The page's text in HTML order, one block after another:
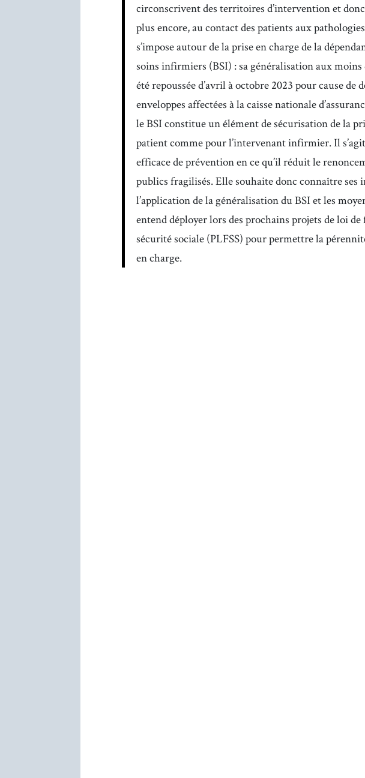
circonscrivent des territoires d’intervention et
plus encore, au contact des patients aux
s’impose autour de la prise en charge de la
soins infirmiers (BSI) : sa généralisation aux moins
été repoussée d’avril à octobre 2023 pour cause de
enveloppes affectées à la caisse nationale
le BSI constitue un élément de sécurisation de la
patient comme pour l’intervenant infirmier. Il
efficace de prévention en ce qu’il réduit le
publics fragilisés. Elle souhaite donc connaître ses
l’application de la généralisation du BSI et les
entend déployer lors des prochains projets de loi
sécurité sociale (PLFSS) pour permettre la
en charge.